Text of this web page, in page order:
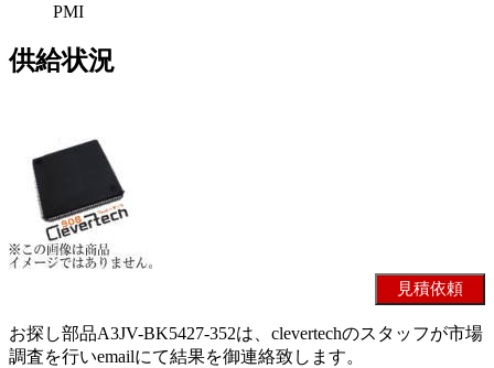
PMI
供給状況
お探し部品A3JV-BK5427-352は、clevertechのスタッフが市場
調査を行いemailにて結果を御連絡致します。